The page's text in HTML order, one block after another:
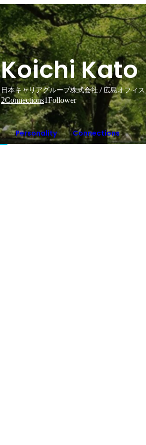
Koichi Kato
日本キャリアグループ株式会社 / 広島オフィス
2Connections1Follower
Personality Connections